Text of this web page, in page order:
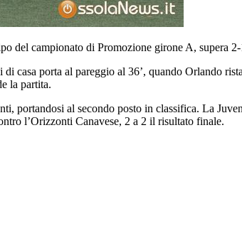
del campionato di Promozione girone A, supera
casa porta al pareggio al 36’, quando Orlando
la partita.
portandosi al secondo posto in classifica. La
l’Orizzonti Canavese, 2 a 2 il risultato finale.